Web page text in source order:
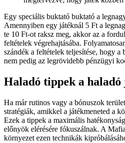
Egy speciális buktató buktató a
Amennyiben egy játéknál 5 Ft a
te 10 Ft-ot raksz meg, akkor az a
feltételek végrehajtásába.
szándék a feltételek teljesítése, hogy
nem pedig az legrövidebb pénzügyi
Haladó tippek a haladó
Ha már rutinos vagy a bónuszok
stratégiák, amikkel a játékmeneted a
Ezek a tippek a maximális
előnyök elérésére fókuszálnak. A
környezet ezen technikák